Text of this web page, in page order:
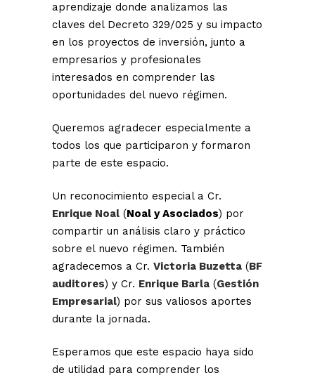
aprendizaje donde analizamos las
claves del Decreto 329/025 y su impacto
en los proyectos de inversión, junto a
empresarios y profesionales
interesados en comprender las
oportunidades del nuevo régimen.
Queremos agradecer especialmente a
todos los que participaron y formaron
parte de este espacio.
Un reconocimiento especial a Cr.
Enrique Noal (Noal y Asociados) por
compartir un análisis claro y práctico
sobre el nuevo régimen. También
agradecemos a Cr. Victoria Buzetta (BF
auditores) y Cr. Enrique Barla (Gestión
Empresarial) por sus valiosos aportes
durante la jornada.
Esperamos que este espacio haya sido
de utilidad para comprender los